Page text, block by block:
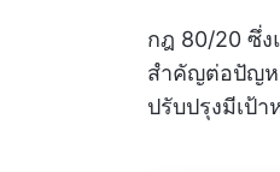
กฎ 80/20 ซึ่ง
สำคัญต่อปัญห
ปรับปรุงมีเป้